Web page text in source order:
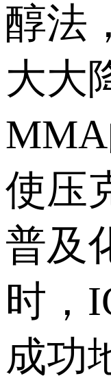
醇法
大大
MMA
使压
普及
时，
成功